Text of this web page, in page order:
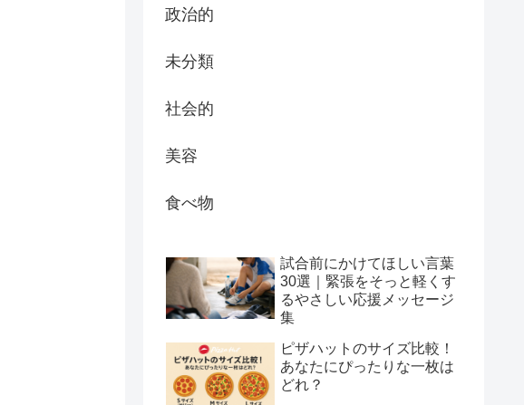
政治的
未分類
社会的
美容
食べ物
試合前にかけてほしい言葉
30選｜緊張をそっと軽くす
るやさしい応援メッセージ
集
ピザハットのサイズ比較！
あなたにぴったりな一枚は
どれ？